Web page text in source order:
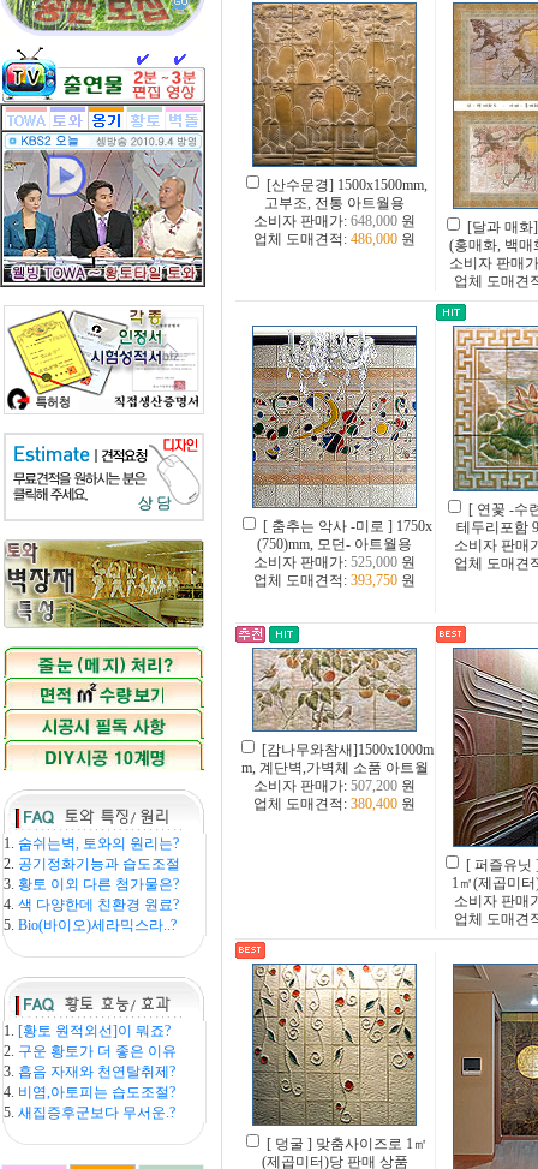
1. 숨쉬는벽, 토와의 원리는?
2. 공기정화기능과 습도조절
3.황토 이외 다른 첨가물은?
4.색 다양한데 친환경 원료?
5.Bio(바이오)세라믹스라..?
1. [황토 원적외선]이 뭐죠?
2. 구운 황토가 더 좋은 이유
3. 흡음 자재와 천연탈취제?
4. 비염,아토피는 습도조절?
5.새집증후군보다 무서운.?
[산수문경] 1500x1500mm,
고부조, 전통 아트월용
소비자 판매가:648,000 원
업체 도매견적:486,000 원
[달과 매화
(홍매화, 백매
소비자 판매
업체 도매견
[ 춤추는 악사 -미로 ] 1750x
(750)mm, 모던- 아트월용
소비자 판매가:525,000 원
업체 도매견적:393,750 원
[ 연꽃 -수
테두리포함
소비자 판매
업체 도매견
[감나무와참새]1500x1000m
m, 계단벽,가벽체 소품 아트월
소비자 판매가:507,200 원
업체 도매견적:380,400 원
[ 퍼즐유닛
1㎡(제곱미
소비자 판매
업체 도매견
[ 덩굴 ] 맞춤사이즈로 1㎡
(제곱미터)당 판매 상품